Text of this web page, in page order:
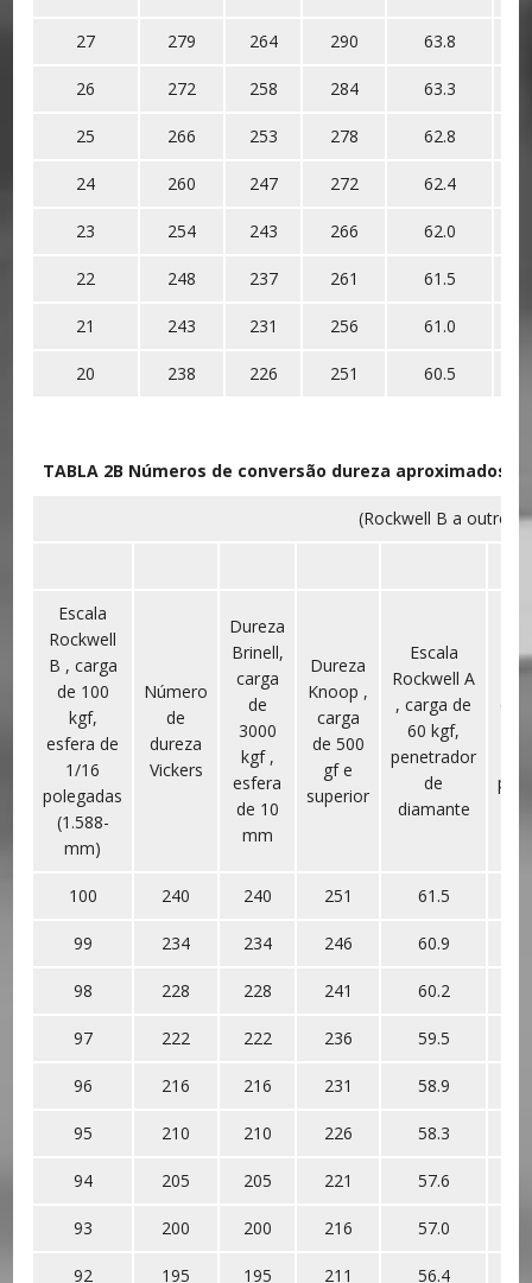
27 279 264 290 63.8
26 272 258 284 63.3
25 266 253 278 62.8
24 260 247 272 62.4
23 254 243 266 62.0
22 248 237 261 61.5
21 243 231 256 61.0
20 238 226 251 60.5
TABLA 2B Números de conversão dureza aproximados
(Rockwell B a outros
Escala
Rockwell
B , carga
de 100
kgf,
esfera de
1/16
polegadas
(1.588-
mm)
Número
de
dureza
Vickers
Dureza
Brinell,
carga
de
3000
kgf ,
esfera
de 10
mm
Dureza
Knoop ,
carga
de 500
gf e
superior
Escala
Rockwell A
, carga de
60 kgf,
penetrador
de
diamante
de
100 240 240 251 61.5
99 234 234 246 60.9
98 228 228 241 60.2
97 222 222 236 59.5
96 216 216 231 58.9
95 210 210 226 58.3
94 205 205 221 57.6
93 200 200 216 57.0
92 195 195 211 56.4